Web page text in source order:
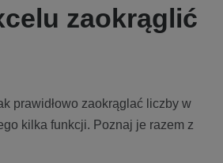
zaokrąglić
prawidłowo zaokrąglać liczby w
kilka funkcji. Poznaj je razem z